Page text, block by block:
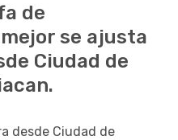
de
se ajusta
Ciudad de
desde Ciudad de